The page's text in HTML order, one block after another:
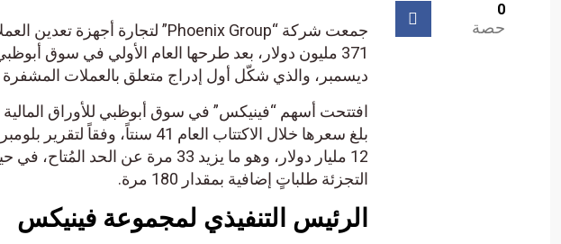
0
حصة
ديسمبر، والذي شكّل أول إدراج متعلق بالعملات
بلغ سعرها خلال الاكتتاب العام 41
12 مليار دولار، وهو ما يزيد 33 مرة
التجزئة طلباتٍ إضافية بمقدار 180 مرة.
الرئيس التنفيذي لمجموعة فينيكس